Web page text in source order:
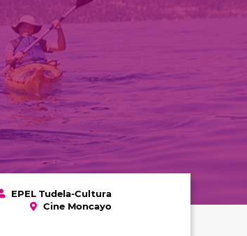
EPEL Tudela-Cultura
Cine Moncayo